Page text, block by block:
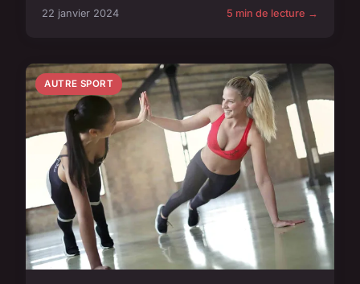
22 janvier 2024 5 min de lecture →
AUTRE SPORT